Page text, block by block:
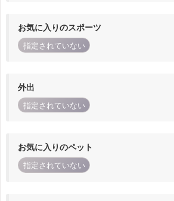
お気に入りのスポーツ
指定されていない
外出
指定されていない
お気に入りのペット
指定されていない